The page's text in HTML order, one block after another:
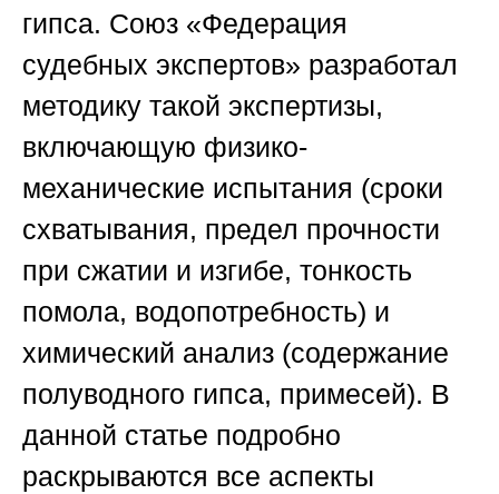
гипса. Союз «Федерация
судебных экспертов» разработал
методику такой экспертизы,
включающую физико-
механические испытания (сроки
схватывания, предел прочности
при сжатии и изгибе, тонкость
помола, водопотребность) и
химический анализ (содержание
полуводного гипса, примесей). В
данной статье подробно
раскрываются все аспекты